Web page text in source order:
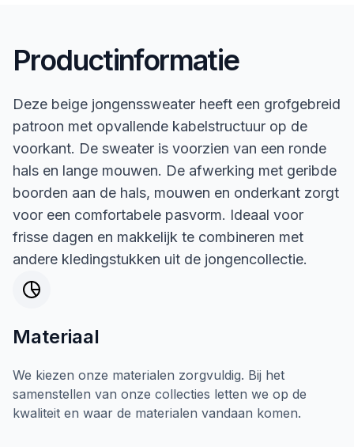
Productinformatie
Deze beige jongenssweater heeft een grofgebreid
patroon met opvallende kabelstructuur op de
voorkant. De sweater is voorzien van een ronde
hals en lange mouwen. De afwerking met geribde
boorden aan de hals, mouwen en onderkant zorgt
voor een comfortabele pasvorm. Ideaal voor
frisse dagen en makkelijk te combineren met
andere kledingstukken uit de jongencollectie.
Materiaal
We kiezen onze materialen zorgvuldig. Bij het
samenstellen van onze collecties letten we op de
kwaliteit en waar de materialen vandaan komen.